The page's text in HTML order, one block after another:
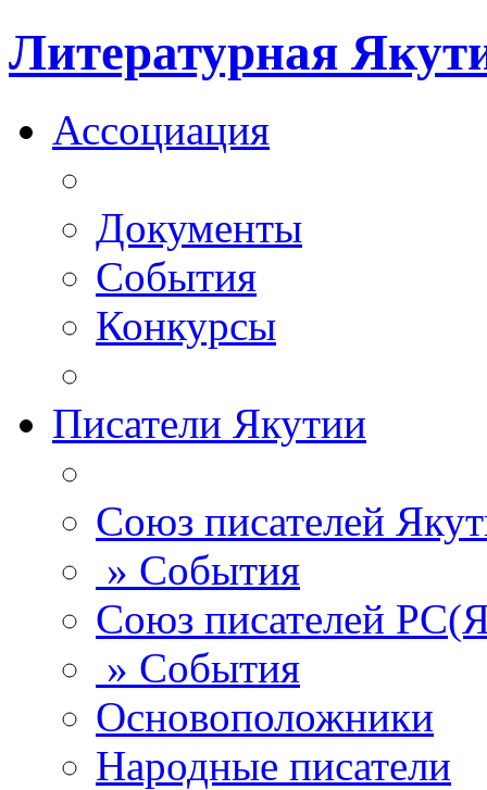
Литературная
Ассоциация
Документы
События
Конкурсы
Писатели Якутии
Союз писателей
» События
Союз писателей
» События
Основоположники
Народные писатели